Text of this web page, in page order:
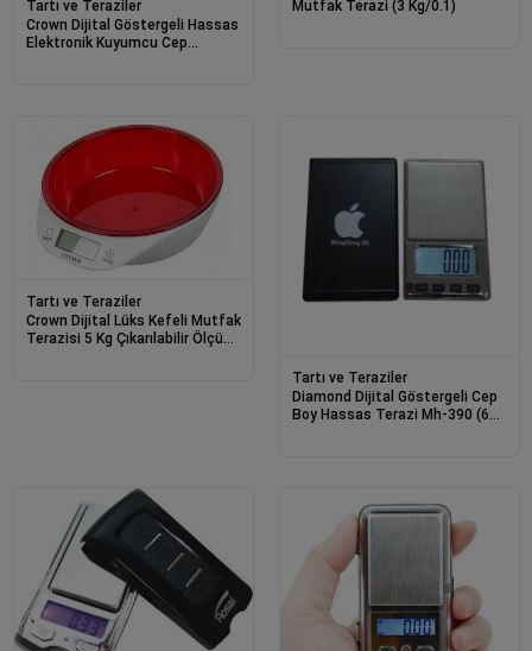
Tartı ve Teraziler
Crown Dijital Göstergeli Hassas
Elektronik Kuyumcu Cep
Mutfak Terazi (3 Kg/0.1)
Tartı ve Teraziler
Crown Dijital Lüks Kefeli Mutfak
Terazisi 5 Kg Çıkarılabilir Ölçü
Tartı ve Teraziler
Diamond Dijital Göstergeli Cep
Boy Hassas Terazi Mh-390 (600